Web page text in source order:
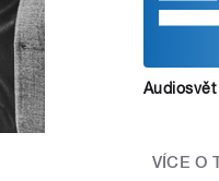
VÍCE O